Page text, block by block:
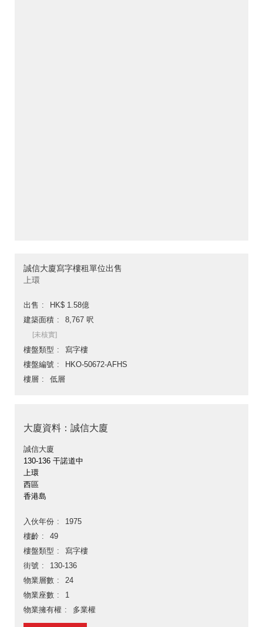
誠信大廈寫字樓租單位出售
上環
出售
HK$ 1.58億
建築面積
8,767 呎
[未核實]
樓盤類型
寫字樓
樓盤編號
HKO-50672-AFHS
樓層
低層
大廈資料：誠信大廈
誠信大廈
130-136 干諾道中
上環
西區
香港島
入伙年份
1975
樓齡
49
樓盤類型
寫字樓
街號
130-136
物業層數
24
物業座數
1
物業擁有權
多業權